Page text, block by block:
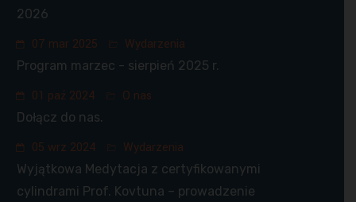
2026
07 mar 2025 Wydarzenia
Program marzec - sierpień 2025 r.
01 paź 2024 O nas
Dołącz do nas.
05 wrz 2024 Wydarzenia
Wyjątkowa Medytacja z certyfikowanymi
cylindrami Prof. Kovtuna – prowadzenie